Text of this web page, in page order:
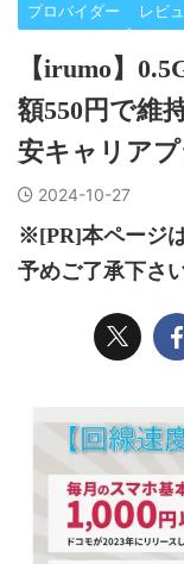
プロバイダー レビ
【irumo】
額550円で維
安キャリアプ
2024-10-27
※[PR]本ページ
予めご了承下さい